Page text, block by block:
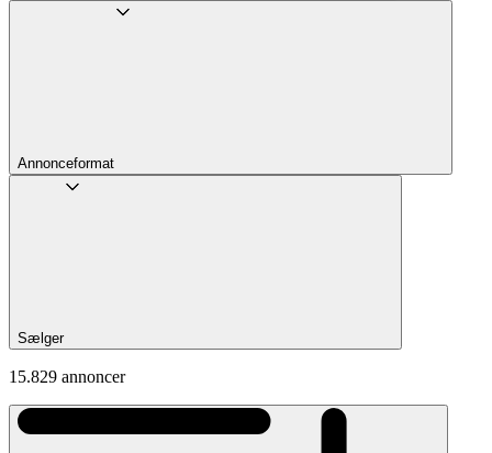
Annonceformat
Sælger
15.829 annoncer